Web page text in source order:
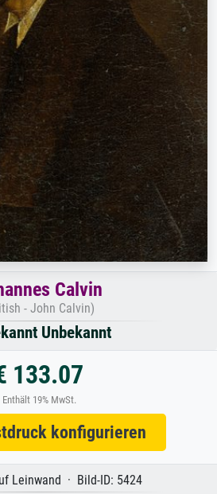
Calvin
- John Calvin)
Unbekannt
133.07
Enthält 19% MwSt.
konfigurieren
Leinwand · Bild-ID: 5424